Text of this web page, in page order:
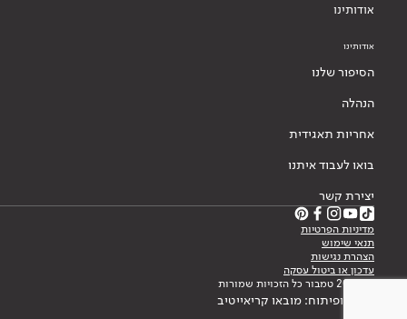
אודותינו
אודותינו
הסיפור שלנו
הנהלה
אחריות תאגידית
בואו לעבוד איתנו
יצירת קשר
מדיניות הפרטיות
תנאי שימוש
הצהרת נגישות
עדכון או ביטול עסקה
© 2026 טמבור כל הזכויות שמורות
עיצוב ופיתוח: מובאו קריאייטיב